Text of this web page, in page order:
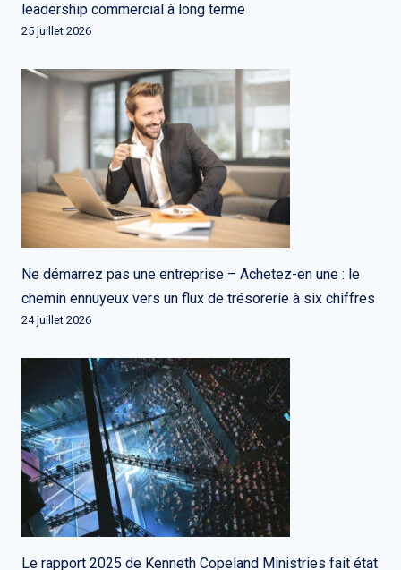
leadership commercial à long terme
25 juillet 2026
Ne démarrez pas une entreprise – Achetez-en une : le
chemin ennuyeux vers un flux de trésorerie à six chiffres
24 juillet 2026
Le rapport 2025 de Kenneth Copeland Ministries fait état